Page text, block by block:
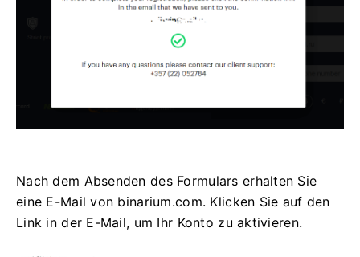
Nach dem Absenden des Formulars erhalten Sie
eine E-Mail von binarium.com. Klicken Sie auf den
Link in der E-Mail, um Ihr Konto zu aktivieren.